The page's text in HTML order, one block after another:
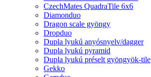
CzechMates QuadraTile 6x6
Diamonduo
Dragon scale gyöngy
Dropduo
Dupla lyukú anyósnyelv/dagger
Dupla lyukú pyramid
Dupla lyukú préselt gyöngyök-tile
Gekko